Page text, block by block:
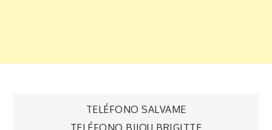
Navegación
TELÉFONO SALVAME